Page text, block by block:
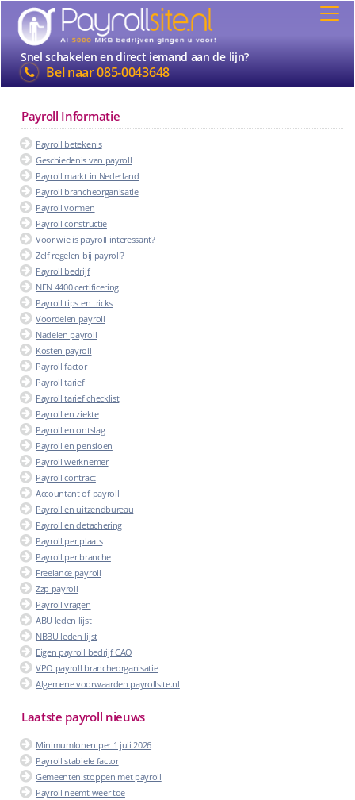
Snel schakelen en direct iemand aan de lijn?
Bel naar085-0043648
Payroll Informatie
Payroll betekenis
Geschiedenis van payroll
Payroll markt in Nederland
Payroll brancheorganisatie
Payroll vormen
Payroll constructie
Voor wie is payroll interessant?
Zelf regelen bij payroll?
Payroll bedrijf
NEN 4400 certificering
Payroll tips en tricks
Voordelen payroll
Nadelen payroll
Kosten payroll
Payroll factor
Payroll tarief
Payroll tarief checklist
Payroll en ziekte
Payroll en ontslag
Payroll en pensioen
Payroll werknemer
Payroll contract
Accountant of payroll
Payroll en uitzendbureau
Payroll en detachering
Payroll per plaats
Payroll per branche
Freelance payroll
Zzp payroll
Payroll vragen
ABU leden lijst
NBBU leden lijst
Eigen payroll bedrijf CAO
VPO payroll brancheorganisatie
Algemene voorwaarden payrollsite.nl
Laatste payroll nieuws
Minimumlonen per 1 juli 2026
Payroll stabiele factor
Gemeenten stoppen met payroll
Payroll neemt weer toe